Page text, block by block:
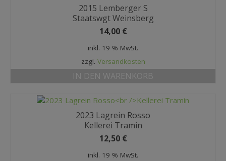
2015 Lemberger S
Staatswgt Weinsberg
14,00 €
inkl. 19 % MwSt.
zzgl. Versandkosten
IN DEN WARENKORB
2023 Lagrein Rosso
Kellerei Tramin
12,50 €
inkl. 19 % MwSt.